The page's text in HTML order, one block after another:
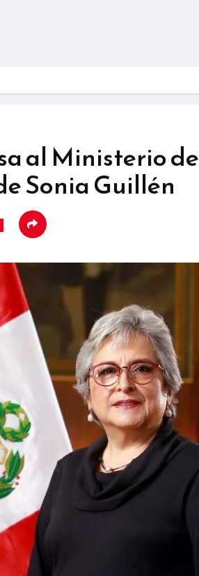
al Ministerio de
Sonia Guillén